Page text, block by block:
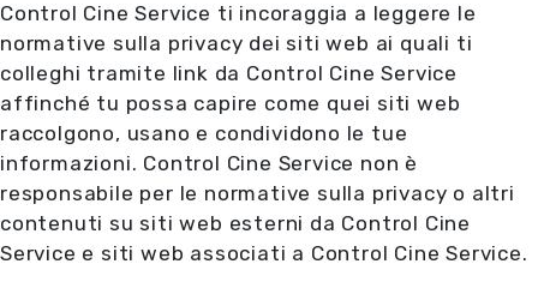
Control Cine Service ti incoraggia a leggere le
normative sulla privacy dei siti web ai quali ti
colleghi tramite link da Control Cine Service
affinché tu possa capire come quei siti web
raccolgono, usano e condividono le tue
informazioni. Control Cine Service non è
responsabile per le normative sulla privacy o altri
contenuti su siti web esterni da Control Cine
Service e siti web associati a Control Cine Service.